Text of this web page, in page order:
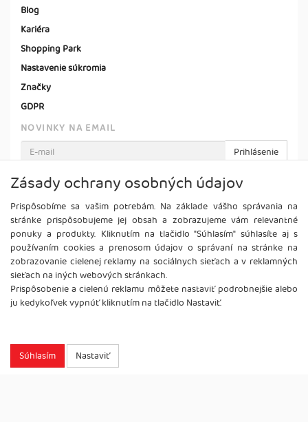
Blog
Kariéra
Shopping Park
Nastavenie súkromia
Značky
GDPR
NOVINKY NA EMAIL
Prihlásenie
Viac informácií o tejto službe
Copyright 2026 ©Brel, s.r.o.
Zásady ochrany osobných údajov
Prispôsobíme sa vašim potrebám. Na základe vášho správania na
stránke prispôsobujeme jej obsah a zobrazujeme vám relevantné
ponuky a produkty. Kliknutím na tlačidlo "Súhlasím" súhlasíte aj s
používaním cookies a prenosom údajov o správaní na stránke na
zobrazovanie cielenej reklamy na sociálnych sieťach a v reklamných
sieťach na iných webových stránkach.
Prispôsobenie a cielenú reklamu môžete nastaviť podrobnejšie alebo
ju kedykoľvek vypnúť kliknutím na tlačidlo Nastaviť.
Súhlasím Nastaviť